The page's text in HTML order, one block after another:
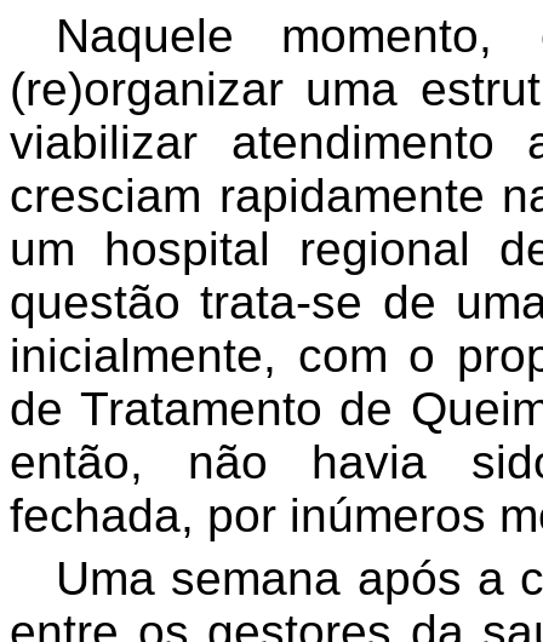
Naquele
(re)organizar uma
viabilizar
cresciam rapidamente
um hospital regional
questão trata-se de
inicialmente, com o
de Tratamento de
então, não havia
fechada, por inúmeros
Uma semana após a
entre os gestores da